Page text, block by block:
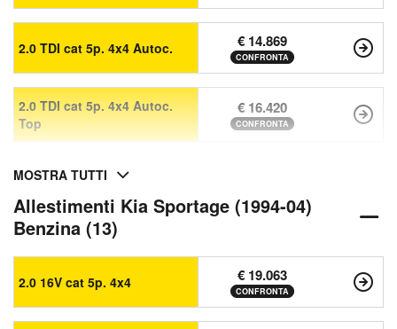
2.0 TDI cat 5p. 4x4 Autoc. € 14.869
CONFRONTA
2.0 TDI cat 5p. 4x4 Autoc.
Top
€ 16.420
CONFRONTA
MOSTRA TUTTI
Allestimenti Kia Sportage (1994-04)
Benzina (13)
2.0 16V cat 5p. 4x4 € 19.063
CONFRONTA